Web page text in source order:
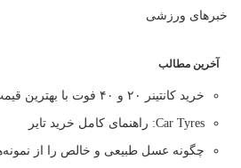
خبرهای ورزشی
آخرین مطالب
خرید کانتینر ۲۰ و ۴۰ فوت با بهترین قیمت
Car Tyres: راهنمای کامل خرید تایر
چگونه عسل طبیعی و خالص را از